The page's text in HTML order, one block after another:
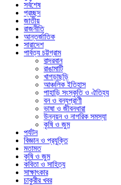
সর্বশেষ
প্রচ্ছদ
জাতীয়
রাজনীতি
আন্তর্জাতিক
সারাদেশ
পার্বত্য চট্টগ্রাম
বান্দরবান
রাঙামাটি
খাগড়াছড়ি
আঞ্চলিক ইতিহাস
পাহাড়ি সংস্কৃতি ও ঐতিহ্য
বন ও বন্যপ্রাণী
ভাষা ও জীবনধারা
উন্নয়ন ও নাগরিক সমস্যা
কৃষি ও জুম
পর্যটন
বিজ্ঞান ও প্রযুক্তি
মতামত
কৃষি ও জুম
কবিতা ও সাহিত্য
সাক্ষাৎকার
চাকুরীর খবর